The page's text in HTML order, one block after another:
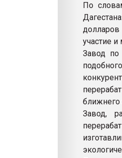
По
участие
Завод по
ближнего
Завод,